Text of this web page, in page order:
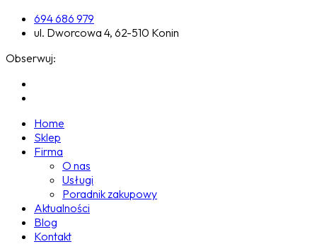
694 686 979
ul. Dworcowa 4, 62-510 Konin
Obserwuj:
Home
Sklep
Firma
O nas
Usługi
Poradnik zakupowy
Aktualności
Blog
Kontakt